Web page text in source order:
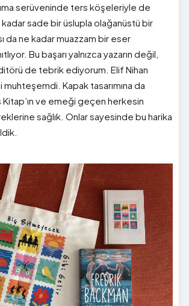
serüveninde ters köşeleriyle de
kadar sade bir üslupla olağanüstü bir
da ne kadar muazzam bir eser
Bu başarı yalnızca yazarın değil,
de tebrik ediyorum. Elif Nihan
muhteşemdi. Kapak tasarımına da
Kitap’ın ve emeği geçen herkesin
sağlık. Onlar sayesinde bu harika